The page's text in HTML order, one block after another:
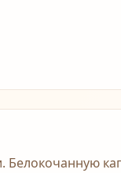
Белокочанную